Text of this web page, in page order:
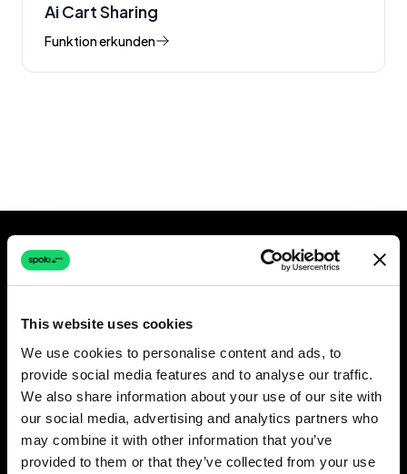
This website uses cookies
We use cookies to personalise content and ads, to
provide social media features and to analyse our traffic.
We also share information about your use of our site with
our social media, advertising and analytics partners who
may combine it with other information that you’ve
provided to them or that they’ve collected from your use
Ai Cart Sharing
Funktion erkunden
Bereit loszulegen?
Starten Sie noch heute Ihren kostenlosen
Test und sehen Sie, wie diese Funktion Ihr
Unternehmen transformieren kann.
Kostenlos testen Demo buchen